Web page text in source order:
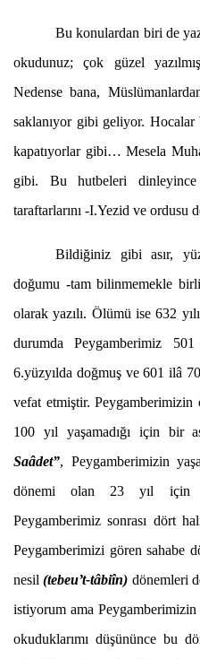
Bu konulardan biri de
okudunuz; çok güzel
Nedense bana,
saklanıyor gibi geliyor. Hocalar
kapatıyorlar gibi… Mesela
gibi. Bu hutbeleri dinleyince
taraftarlarını -I.Yezid ve ordusu
Bildiğiniz gibi asır,
doğumu -tam bilinmemekle
olarak yazılı. Ölümü ise 632
durumda Peygamberimiz
6.yüzyılda doğmuş ve 601 ilâ
vefat etmiştir. Peygamberimizin
100 yıl yaşamadığı için bir
Saâdet”, Peygamberimizin
dönemi olan 23 yıl için
Peygamberimiz sonrası dört
Peygamberimizi gören sahabe
nesil(tebeu’t-tâbiîn) dönemleri
istiyorum ama
okuduklarımı düşününce bu